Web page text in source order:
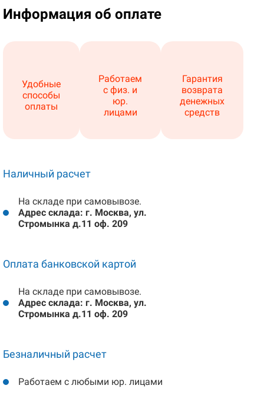
Информация об оплате
Удобные
способы
оплаты
Работаем
с физ. и
юр.
лицами
Гарантия
возврата
денежных
средств
Наличный расчет
На складе при самовывозе.
Адрес склада: г. Москва, ул.
Стромынка д.11 оф. 209
Оплата банковской картой
На складе при самовывозе.
Адрес склада: г. Москва, ул.
Стромынка д.11 оф. 209
Безналичный расчет
Работаем с любыми юр. лицами